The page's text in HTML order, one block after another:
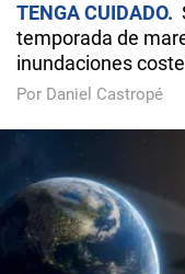
TENGA CUIDADO
temporada de
inundaciones
Por Daniel Castropé